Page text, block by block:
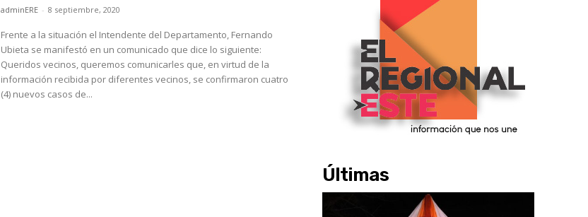
adminERE - 8 septiembre, 2020
Frente a la situación el Intendente del Departamento, Fernando
Ubieta se manifestó en un comunicado que dice lo siguiente:
Queridos vecinos, queremos comunicarles que, en virtud de la
información recibida por diferentes vecinos, se confirmaron cuatro
(4) nuevos casos de...
Últimas